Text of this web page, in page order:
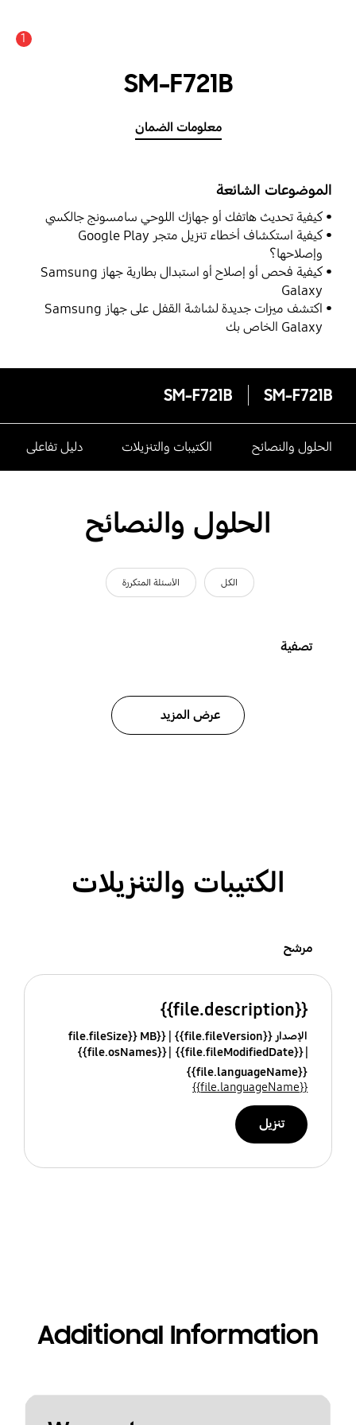
1
SM-F721B
معلومات الضمان
الموضوعات الشائعة
كيفية تحديث هاتفك أو جهازك اللوحي سامسونج جالكسي
كيفية استكشاف أخطاء تنزيل متجر Google Play
وإصلاحها؟
كيفية فحص أو إصلاح أو استبدال بطارية جهاز Samsung
Galaxy
اكتشف ميزات جديدة لشاشة القفل على جهاز Samsung
Galaxy الخاص بك
SM-F721B
SM-F721B
الحلول والنصائح الكتيبات والتنزيلات دليل تفاعلى
الحلول والنصائح
الكل الأسئلة المتكررة
تصفية
عرض المزيد
الكتيبات والتنزيلات
مرشح
{{file.description}}
الإصدار {{file.fileVersion}}
{{file.fileSize}} MB
{{file.fileModifiedDate}}
{{file.osNames}}
{{file.languageName}}
{{file.languageName}}
تنزيل
Additional Information